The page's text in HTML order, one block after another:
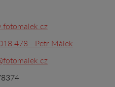
478 - Petr Málek